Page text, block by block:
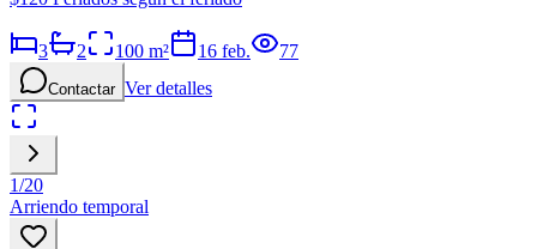
3 2 100 m² 16 feb. 77
Contactar Ver detalles
1/20
Arriendo temporal